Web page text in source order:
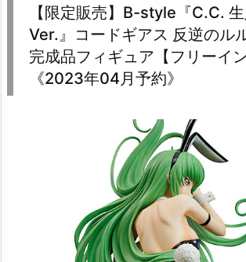
【限定販売】B-style『C.C.
Ver.』コードギアス 反逆のル
完成品フィギュア【フリーイン
《2023年04月予約》